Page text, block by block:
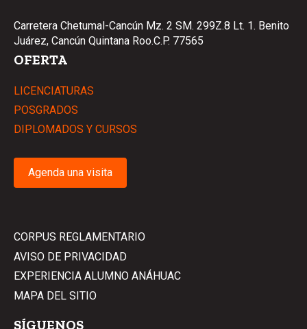
Carretera Chetumal-Cancún Mz. 2 SM. 299Z.8 Lt. 1. Benito
Juárez, Cancún Quintana Roo.C.P. 77565
OFERTA
LICENCIATURAS
POSGRADOS
DIPLOMADOS Y CURSOS
Agenda una visita
CORPUS REGLAMENTARIO
AVISO DE PRIVACIDAD
EXPERIENCIA ALUMNO ANÁHUAC
MAPA DEL SITIO
SÍGUENOS